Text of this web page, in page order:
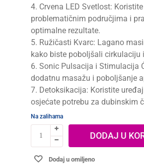
4. Crvena LED Svetlost:
problematičnim područjima i
optimalne rezultate.
5. Ružičasti Kvarc: Lagano
kako biste poboljšali cirkulaciju
6. Sonic Pulsacija i Stimulacija
dodatnu masažu i poboljšanje
7. Detoksikacija: Koristite
osjećate potrebu za dubinskim
Na zalihama
DODAJ U
Dodaj u omiljeno